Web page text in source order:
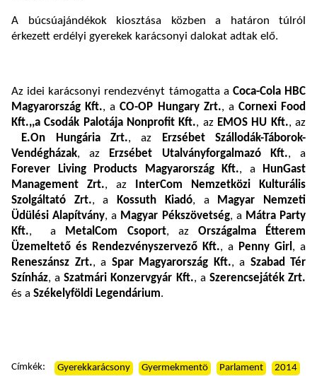
A búcsúajándékok kiosztása közben a határon túlról
érkezett erdélyi gyerekek karácsonyi dalokat adtak elő.
Az idei karácsonyi rendezvényt támogatta a Coca-Cola HBC
Magyarország Kft., aCO-OP Hungary Zrt., a Cornexi Food
Kft.,,a Csodák Palotája Nonprofit Kft., azEMOS HU Kft., az
E.On Hungária Zrt., az
Erzsébet Szállodák-Táborok-
Vendégházak, az Erzsébet Utalványforgalmazó Kft., a
Forever Living Products Magyarország Kft., a
HunGast
Management Zrt., az
InterCom Nemzetközi Kulturális
Szolgáltató Zrt., a Kossuth Kiadó, a
Magyar Nemzeti
Üdülési Alapítvány, a Magyar Pékszövetség, a Mátra Party
Kft., a MetalCom Csoport, az Országalma Étterem
Üzemeltető és Rendezvényszervező Kft., a Penny Girl , a
Reneszánsz Zrt., a Spar Magyarország Kft., a Szabad Tér
Színház, aSzatmári Konzervgyár Kft., a Szerencsejáték Zrt.
és a Székelyföldi Legendárium.
Címkék: Gyerekkarácsony Gyermekmentö Parlament
2014